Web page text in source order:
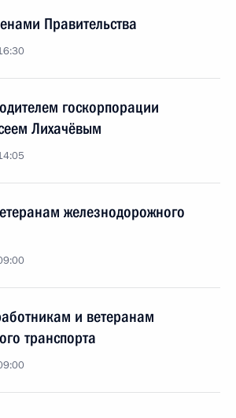
Правительства
госкорпорации
Лихачёвым
железнодорожного
и ветеранам
транспорта